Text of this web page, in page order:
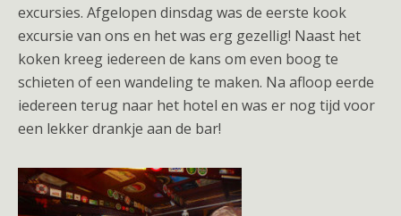
excursies. Afgelopen dinsdag was de eerste kook
excursie van ons en het was erg gezellig! Naast het
koken kreeg iedereen de kans om even boog te
schieten of een wandeling te maken. Na afloop eerde
iedereen terug naar het hotel en was er nog tijd voor
een lekker drankje aan de bar!